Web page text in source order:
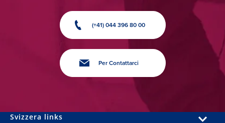
(+41) 044 396 80 00
Per Contattarci
Svizzera links